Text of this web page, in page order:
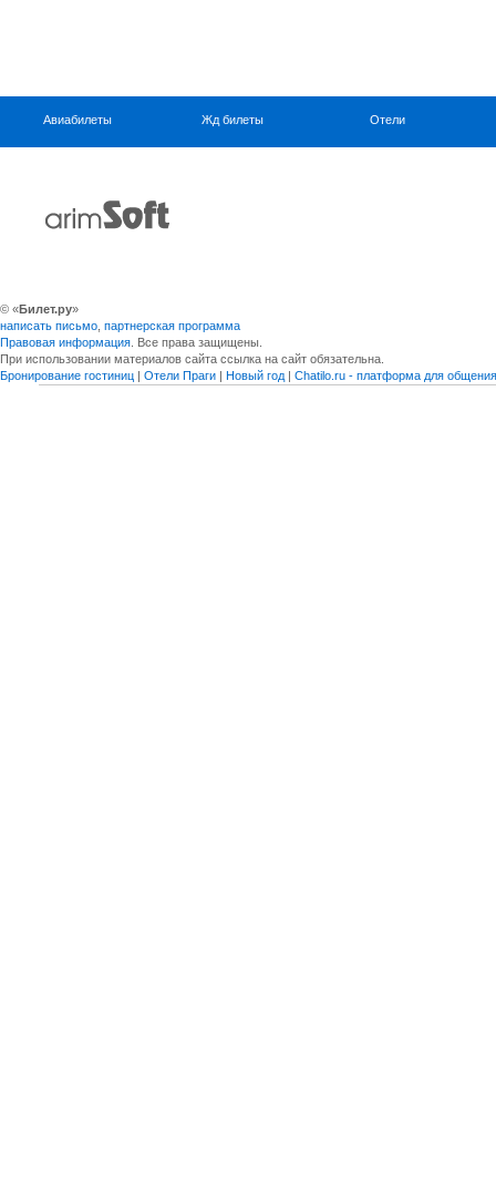
Авиабилеты Жд билеты Отели
© «Билет.ру»
написать письмо партнерская программа
Правовая информация . Все права защищены.
При использовании материалов сайта ссылка на сайт обязательна.
Бронирование гостиниц | Отели Праги | Новый год | Chatilo.ru - платформа для